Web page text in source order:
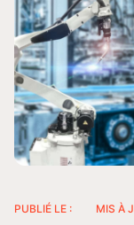
PUBLIÉ LE : MIS À